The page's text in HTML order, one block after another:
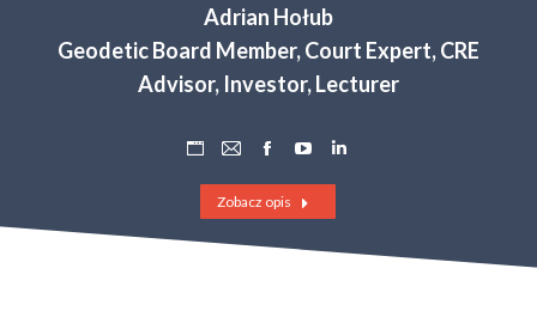
Adrian Hołub
Geodetic Board Member, Court Expert, CRE
Advisor, Investor, Lecturer
Osobisty
blog
Adres
e-
mail
Facebook
YouTubeLinkedin
Zobacz opis